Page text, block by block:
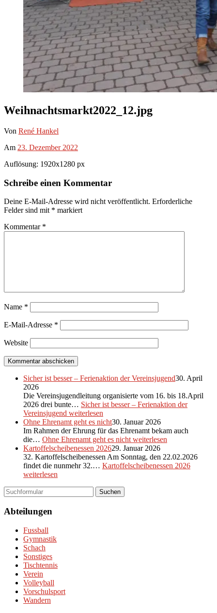
Weihnachtsmarkt2022_12.jpg
Von René Hankel
Am 23. Dezember 2022
Auflösung: 1920x1280 px
Schreibe einen Kommentar
Deine E-Mail-Adresse wird nicht veröffentlicht. Erforderliche
Felder sind mit * markiert
Kommentar *
Name *
E-Mail-Adresse *
Website
Sicher ist besser – Ferienaktion der Vereinsjugend30. April
2026
Die Vereinsjugendleitung organisierte vom 16. bis 18.April
2026 drei bunte… Sicher ist besser – Ferienaktion der
Vereinsjugend weiterlesen
Ohne Ehrenamt geht es nicht30. Januar 2026
Im Rahmen der Ehrung für das Ehrenamt bekam auch
die… Ohne Ehrenamt geht es nicht weiterlesen
Kartoffelscheibenessen 202629. Januar 2026
32. Kartoffelscheibenessen Am Sonntag, den 22.02.2026
findet die nunmehr 32.… Kartoffelscheibenessen 2026
weiterlesen
Suchen
Abteilungen
Fussball
Gymnastik
Schach
Sonstiges
Tischtennis
Verein
Volleyball
Vorschulsport
Wandern